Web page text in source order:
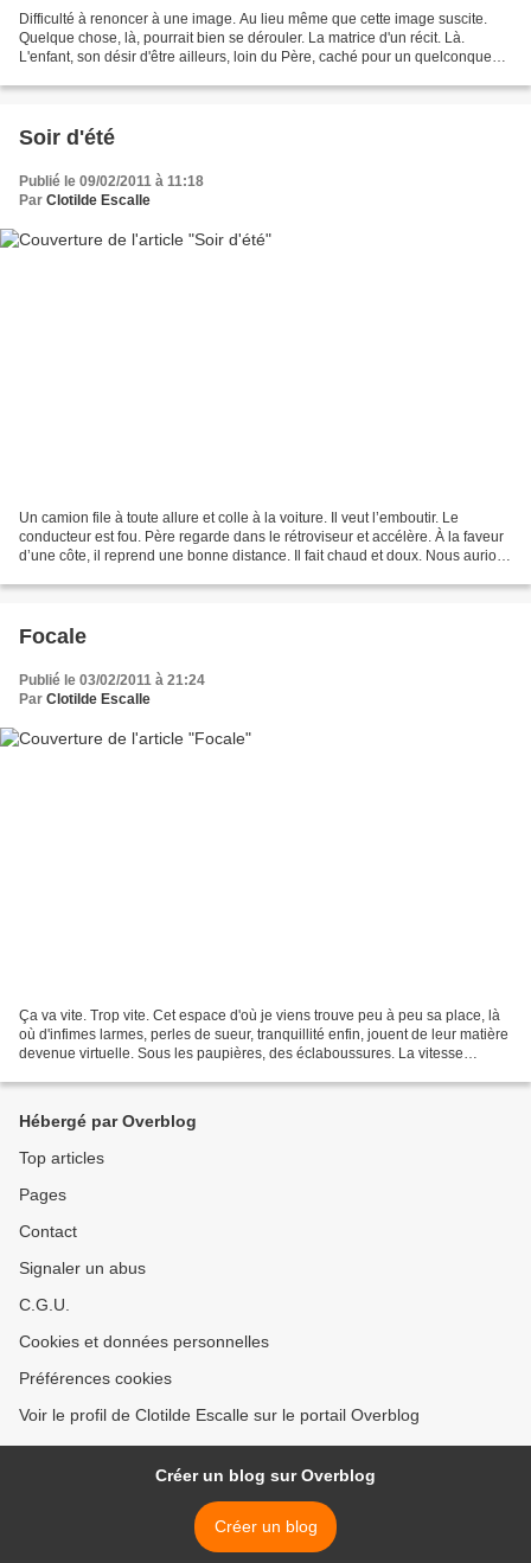
Difficulté à renoncer à une image. Au lieu même que cette image suscite.
Quelque chose, là, pourrait bien se dérouler. La matrice d'un récit. Là.
L'enfant, son désir d'être ailleurs, loin du Père, caché pour un quelconque
Soir d'été
Publié le 09/02/2011 à 11:18
Par Clotilde Escalle
Un camion file à toute allure et colle à la voiture. Il veut l’emboutir. Le
conducteur est fou. Père regarde dans le rétroviseur et accélère. À la faveur
d’une côte, il reprend une bonne distance. Il fait chaud et doux. Nous aurions
Focale
Publié le 03/02/2011 à 21:24
Par Clotilde Escalle
Ça va vite. Trop vite. Cet espace d'où je viens trouve peu à peu sa place, là
où d'infimes larmes, perles de sueur, tranquillité enfin, jouent de leur matière
devenue virtuelle. Sous les paupières, des éclaboussures. La vitesse
Hébergé par Overblog
Top articles
Pages
Contact
Signaler un abus
C.G.U.
Cookies et données personnelles
Préférences cookies
Voir le profil de Clotilde Escalle sur le portail Overblog
Créer un blog sur Overblog
Créer un blog